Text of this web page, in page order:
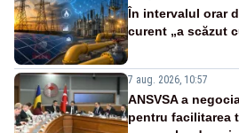
În intervalul orar
curent „a scăzut
7 aug. 2026, 10:57
ANSVSA a
pentru facilitarea